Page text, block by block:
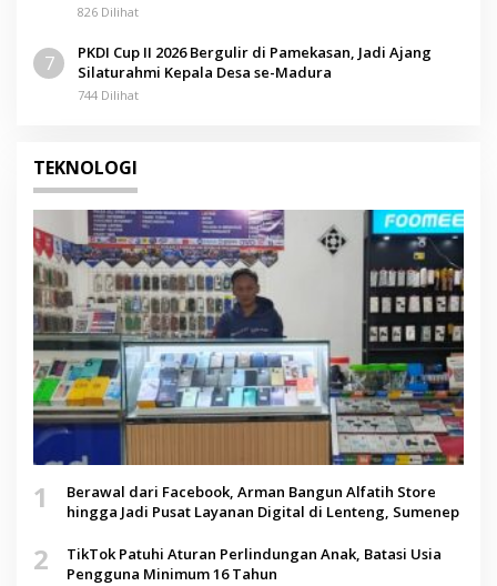
826 Dilihat
7
PKDI Cup II 2026 Bergulir di Pamekasan, Jadi Ajang
Silaturahmi Kepala Desa se-Madura
744 Dilihat
TEKNOLOGI
1
Berawal dari Facebook, Arman Bangun Alfatih Store
hingga Jadi Pusat Layanan Digital di Lenteng, Sumenep
2
TikTok Patuhi Aturan Perlindungan Anak, Batasi Usia
Pengguna Minimum 16 Tahun